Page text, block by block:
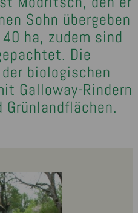
Sohn übergeben
ha, zudem sind
Die
biologischen
Galloway-Rindern